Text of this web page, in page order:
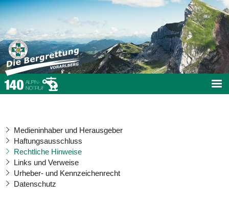
Medieninhaber und Herausgeber
Haftungsausschluss
Rechtliche Hinweise
Links und Verweise
Urheber- und Kennzeichenrecht
Datenschutz